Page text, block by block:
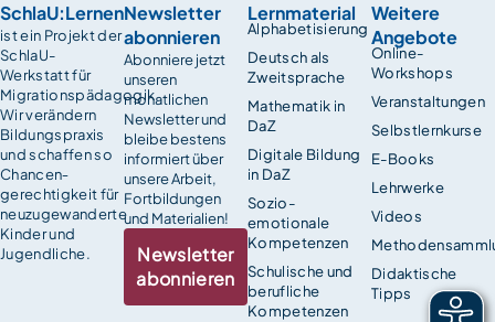
SchlaU:Lernen
ist ein Projekt der
SchlaU-
Werkstatt für
Migrationspädagogik.
Wir verändern
Bildungspraxis
und schaffen so
Chancen­
gerechtigkeit für
neuzugewanderte
Kinder und
Jugendliche.
Lernmaterial
Alphabetisierung
Deutsch als
Zweitsprache
Mathematik in
DaZ
Digitale Bildung
in DaZ
Sozio-
emotionale
Kompetenzen
Schulische und
berufliche
Kompetenzen
Weitere
Angebote
Online-
Workshops
Veranstaltungen
Selbstlernkurse
E-Books
Lehrwerke
Videos
Didaktische
Tipps
Newsletter
abonnieren
Abonniere jetzt
unseren
monatlichen
Newsletter und
bleibe bestens
informiert über
unsere Arbeit,
Fortbildungen
und Materialien!
Newsletter
abonnieren